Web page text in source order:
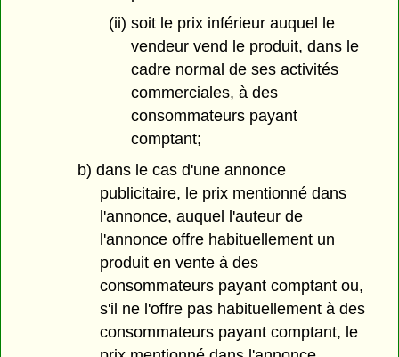
(ii) soit le prix inférieur auquel le
vendeur vend le produit, dans le
cadre normal de ses activités
commerciales, à des
consommateurs payant
comptant;
b) dans le cas d'une annonce
publicitaire, le prix mentionné dans
l'annonce, auquel l'auteur de
l'annonce offre habituellement un
produit en vente à des
consommateurs payant comptant ou,
s'il ne l'offre pas habituellement à des
consommateurs payant comptant, le